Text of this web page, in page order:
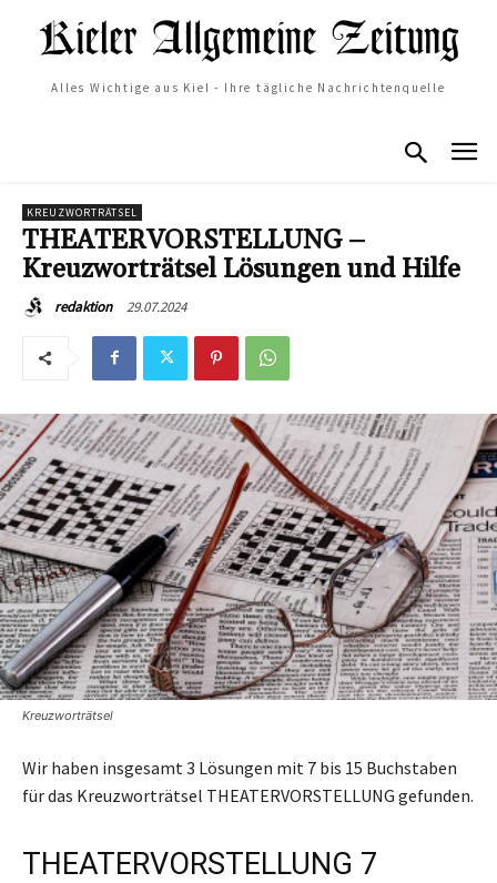
Alles Wichtige aus Kiel - Ihre tägliche Nachrichtenquelle
KREUZWORTRÄTSEL
THEATERVORSTELLUNG –
Kreuzworträtsel Lösungen und Hilfe
redaktion 29.07.2024
Kreuzworträtsel
Wir haben insgesamt 3 Lösungen mit 7 bis 15 Buchstaben
für das Kreuzworträtsel THEATERVORSTELLUNG gefunden.
THEATERVORSTELLUNG 7